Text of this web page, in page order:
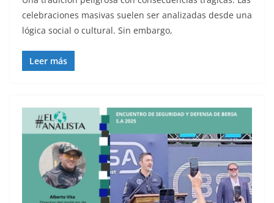
celebraciones masivas suelen ser analizadas desde una
lógica social o cultural. Sin embargo,
Leer más